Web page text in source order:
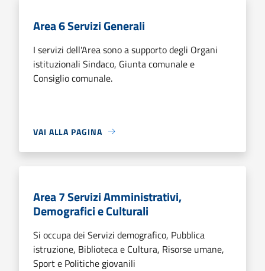
Area 6 Servizi Generali
I servizi dell'Area sono a supporto degli Organi
istituzionali Sindaco, Giunta comunale e
Consiglio comunale.
VAI ALLA PAGINA
Area 7 Servizi Amministrativi,
Demografici e Culturali
Si occupa dei Servizi demografico, Pubblica
istruzione, Biblioteca e Cultura, Risorse umane,
Sport e Politiche giovanili